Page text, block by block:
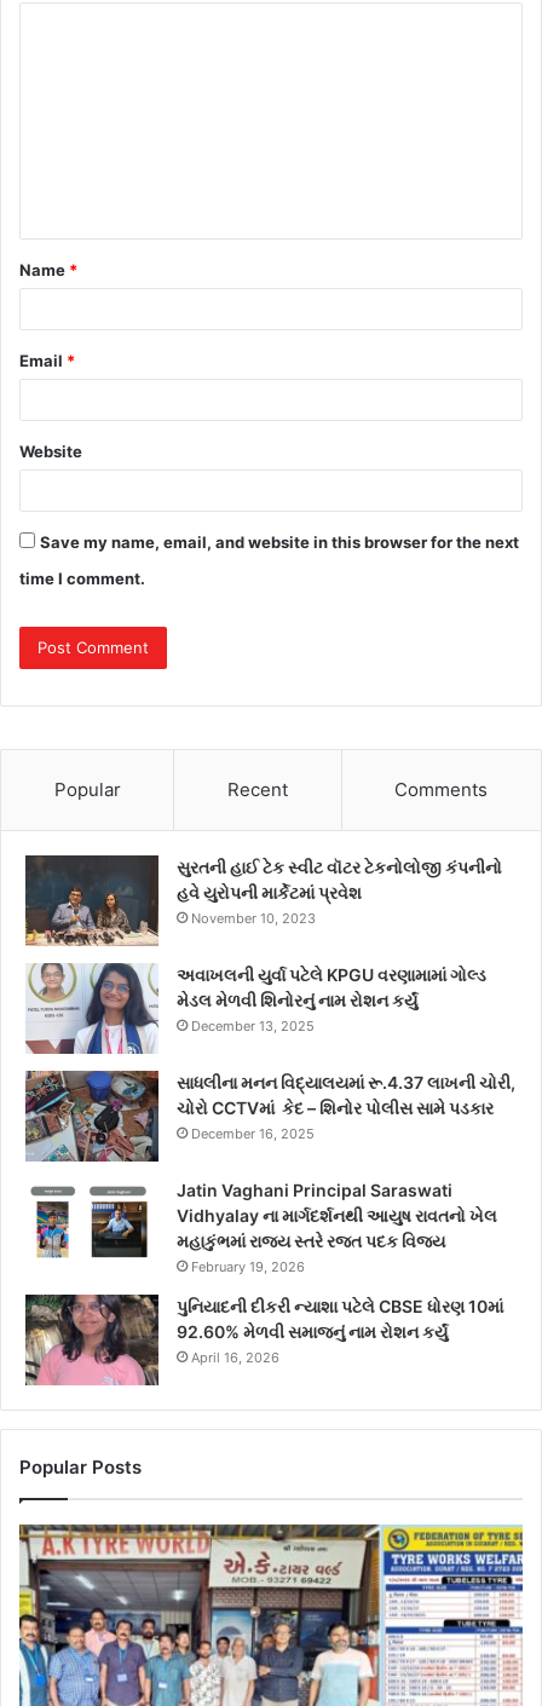
Name *
Email *
Website
Save my name, email, and website in this browser for the next
time I comment.
Popular Recent Comments
સુરતની હાઈ ટેક સ્વીટ વૉટર ટેકનોલોજી કંપનીનો
હવે યુરોપની માર્કેટમાં પ્રવેશ
November 10, 2023
અવાખલની યુર્વા પટેલે KPGU વરણામામાં ગોલ્ડ
મેડલ મેળવી શિનોરનું નામ રોશન કર્યું
December 13, 2025
સાધલીના મનન વિદ્યાલયમાં રૂ.4.37 લાખની ચોરી,
ચોરો CCTVમાં કેદ – શિનોર પોલીસ સામે પડકાર
December 16, 2025
Jatin Vaghani Principal Saraswati
Vidhyalay ના માર્ગદર્શનથી આયુષ રાવતનો ખેલ
મહાકુંભમાં રાજ્ય સ્તરે રજત પદક વિજય
February 19, 2026
પુનિયાદની દીકરી ન્યાશા પટેલે CBSE ધોરણ 10માં
92.60% મેળવી સમાજનું નામ રોશન કર્યું
April 16, 2026
Popular Posts